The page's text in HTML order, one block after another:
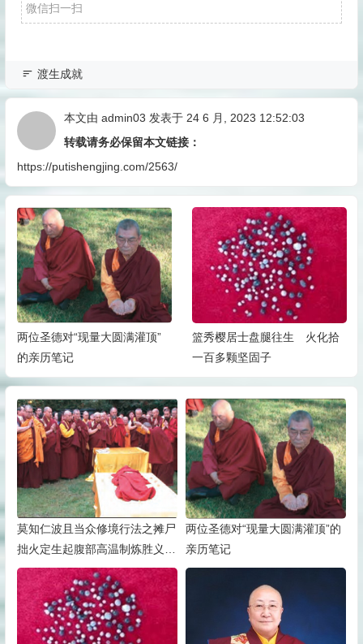
微信扫一扫
渡生成就
本文由 admin03 发表于 24 6 月, 2023 12:52:03
转载请务必保留本文链接：
https://putishengjing.com/2563/
两位圣德对“现量大圆满灌顶”
的亲历笔记
篮秀樱居士盘腿往生 火化拾
一百多颗坚固子
莫知仁波且当众修境行法之摊尸
拙火定生起腹部高温制炼胜义藏
密“喀卓安得丸”
两位圣德对“现量大圆满灌顶”的
亲历笔记